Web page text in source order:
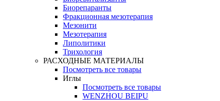
Биорепаранты
Фракционная мезотерапия
Мезонити
Мезотерапия
Липолитики
Трихология
РАСХОДНЫЕ МАТЕРИАЛЫ
Посмотреть все товары
Иглы
Посмотреть все товары
WENZHOU BEIPU